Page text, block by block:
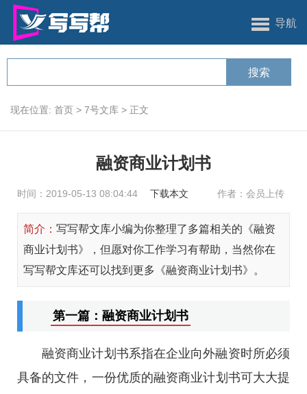
导航
现在位置: 首页 > 7号文库 > 正文
融资商业计划书
时间：2019-05-13 08:04:44 下载本文 作者：会员上传
简介： 写写帮文库小编为你整理了多篇相关的《融资
商业计划书》，但愿对你工作学习有帮助，当然你在
写写帮文库还可以找到更多《融资商业计划书》。
第一篇：融资商业计划书
融资商业计划书系指在企业向外融资时所必须
具备的文件，一份优质的融资商业计划书可大大提